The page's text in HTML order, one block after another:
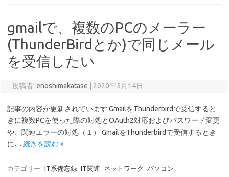
gmailで、複数のPCのメーラー
(ThunderBirdとか)で同じメール
を受信したい
投稿者: enoshimakatase 2020年5月14日
記事の内容が更新されています GmailをThunderbirdで受信すると
きに複数PCを使った際の対処とOAuth2対応およびパスワード変更
や、関連エラーの対処（１） GmailをThunderbirdで受信するとき
に… 続きを読む »
カテゴリー: IT系備忘録 IT関連 ネットワーク パソコン